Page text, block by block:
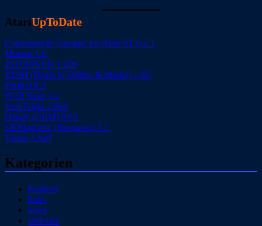
AtariUpToDate
Command & Conquer for Atari ST 0.1.1
Motosu 1.0
HDDRIVER 13.00
P2SM (Pixels to Sprites & Masks) 1.6C
Forth 0.8.3
fVDI Snap 1.2
NoSTalgia 2.0b8
Handy (GEM) 0.95
GEMagnetic (Respawn) 1.1
Vision 5.0a0
Kategorien
featured
links
news
software